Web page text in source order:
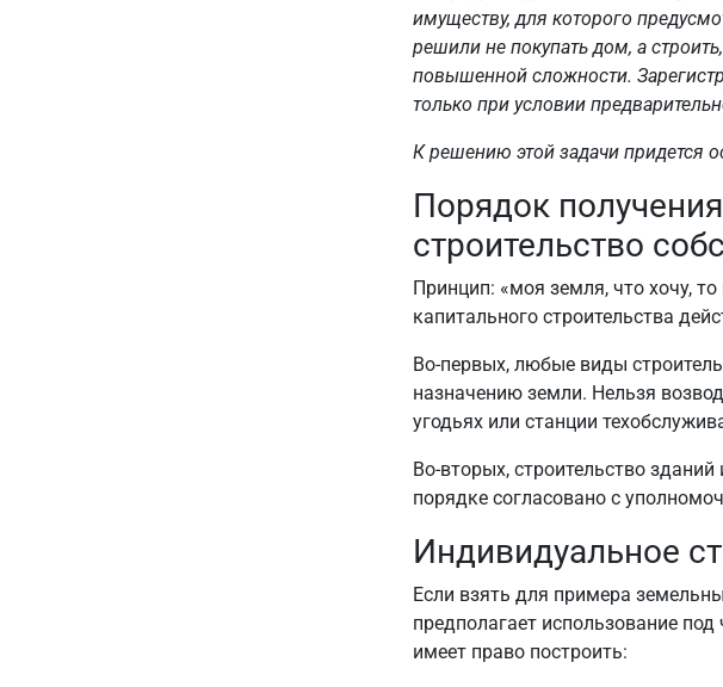
имуществу, для которого
решили не покупать дом, а
повышенной сложности.
только при условии
К решению этой задачи придется
Порядок
строительство
Принцип: «моя земля, что хочу,
капитального строительства
Во-первых, любые виды
назначению земли. Нельзя
угодьях или станции
Во-вторых, строительство
порядке согласовано с
Индивидуальное
Если взять для примера
предполагает использование
имеет право построить: